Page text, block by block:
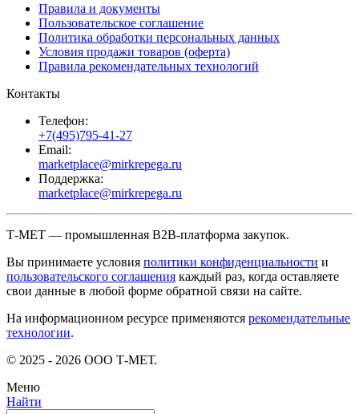
Правила и документы
Пользовательское соглашение
Политика обработки персональных данных
Условия продажи товаров (оферта)
Правила рекомендательных технологий
Контакты
Телефон:
+7(495)795-41-27
Email:
marketplace@mirkrepega.ru
Поддержка:
marketplace@mirkrepega.ru
Т-МЕТ — промышленная B2B-платформа закупок.
Вы принимаете условия политики конфиденциальности и
пользовательского соглашения каждый раз, когда оставляете
свои данные в любой форме обратной связи на сайте.
На информационном ресурсе применяются рекомендательные
технологии.
© 2025 - 2026 ООО Т-МЕТ.
Меню
Найти